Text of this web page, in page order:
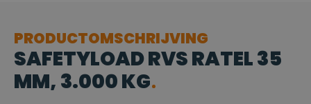
PRODUCTOMSCHRIJVING
SAFETYLOAD RVS RATEL 35
MM, 3.000 KG